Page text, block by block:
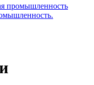
промышленность